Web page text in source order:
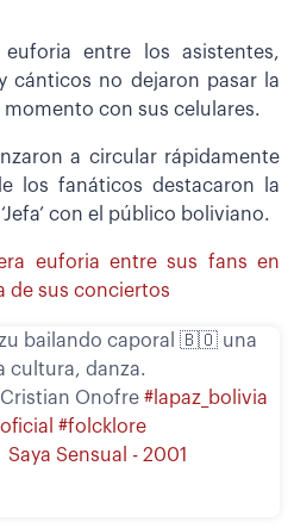
entre los asistentes,
cánticos no dejaron pasar la
con sus celulares.
a circular rápidamente
los fanáticos destacaron la
con el público boliviano.
euforia entre sus fans en
de sus conciertos
bailando caporal 🇧🇴 una
cultura, danza.
Onofre #lapaz_bolivia
#folcklore
Saya Sensual - 2001